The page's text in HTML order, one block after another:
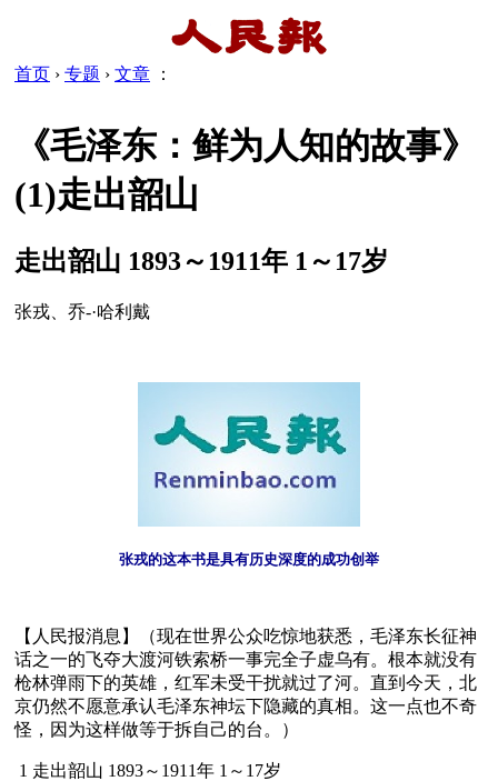
首页 › 专题 › 文章 ：
《毛泽东：鲜为人知的故事》
(1)走出韶山
走出韶山 1893～1911年 1～17岁
张戎、乔-·哈利戴
张戎的这本书是具有历史深度的成功创举
【人民报消息】（现在世界公众吃惊地获悉，毛泽东长征神
话之一的飞夺大渡河铁索桥一事完全子虚乌有。根本就没有
枪林弹雨下的英雄，红军未受干扰就过了河。直到今天，北
京仍然不愿意承认毛泽东神坛下隐藏的真相。这一点也不奇
怪，因为这样做等于拆自己的台。）
1 走出韶山 1893～1911年 1～17岁